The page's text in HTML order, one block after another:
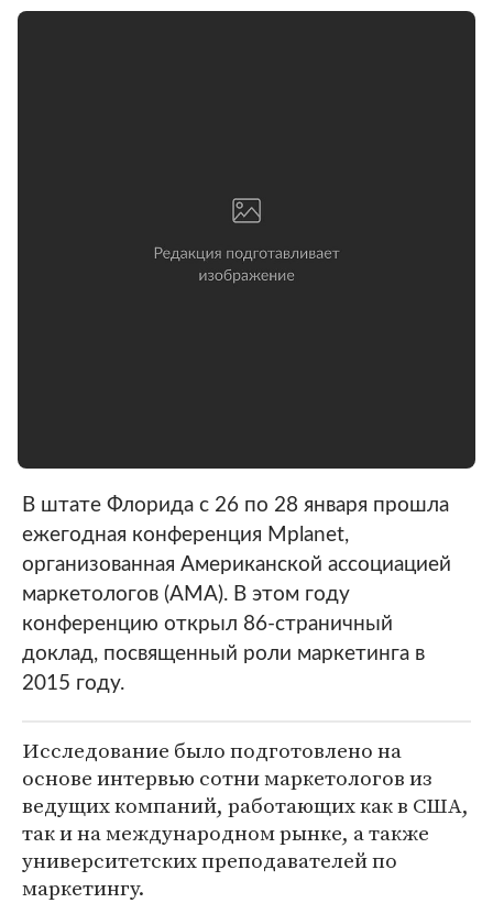
В штате Флорида с 26 по 28 января прошла
ежегодная конференция Mplanet,
организованная Американской ассоциацией
маркетологов (AMA). В этом году
конференцию открыл 86-страничный
доклад, посвященный роли маркетинга в
2015 году.
Исследование было подготовлено на
основе интервью сотни маркетологов из
ведущих компаний, работающих как в США,
так и на международном рынке, а также
университетских преподавателей по
маркетингу.